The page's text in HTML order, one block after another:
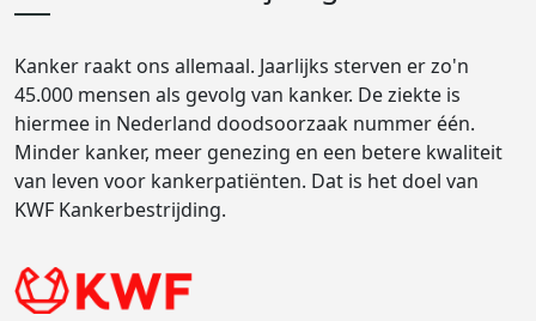
Kanker raakt ons allemaal. Jaarlijks sterven er zo'n
45.000 mensen als gevolg van kanker. De ziekte is
hiermee in Nederland doodsoorzaak nummer één.
Minder kanker, meer genezing en een betere kwaliteit
van leven voor kankerpatiënten. Dat is het doel van
KWF Kankerbestrijding.